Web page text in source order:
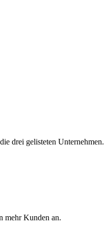
drei gelisteten Unternehmen.
mehr Kunden an.